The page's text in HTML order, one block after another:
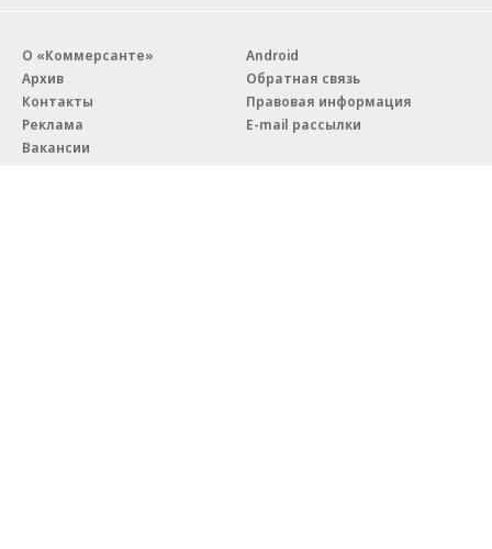
О «Коммерсанте»
Архив
Контакты
Реклама
Вакансии
Android
Обратная связь
Правовая информация
E-mail рассылки